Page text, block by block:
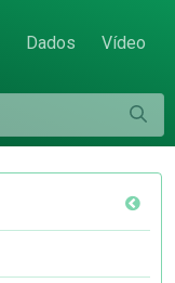
Dados Vídeo